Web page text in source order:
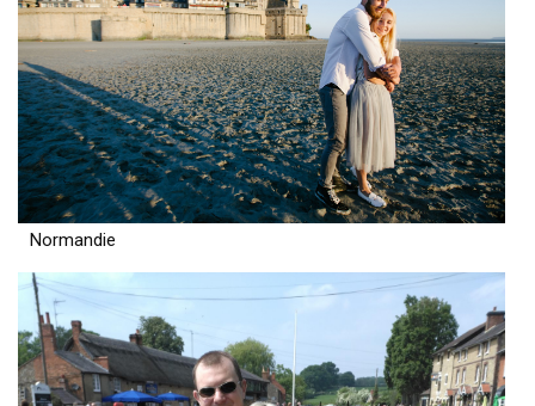
Normandie